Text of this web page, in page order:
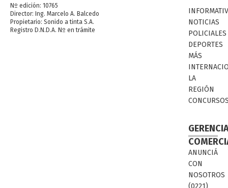
Nº edición: 10765
Director: Ing. Marcelo A. Balcedo
Propietario: Sonido a tinta S.A.
Registro D.N.D.A. Nº en trámite
NOTICIAS
POLICIALES
DEPORTES
MÁS
LA
REGIÓN
ANUNCIÁ
CON
NOSOTROS
(0221)